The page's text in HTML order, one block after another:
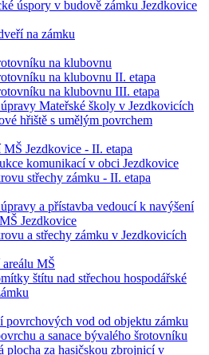
úspory v budově zámku Jezdkovice
na zámku
na klubovnu
na klubovnu II. etapa
na klubovnu III. etapa
Mateřské školy v Jezdkovicích
hřiště s umělým povrchem
MŠ Jezdkovice - II. etapa
komunikací v obci Jezdkovice
střechy zámku - II. etapa
a přístavba vedoucí k navýšení
Jezdkovice
a střechy zámku v Jezdkovicích
MŠ
štítu nad střechou hospodářské
povrchových vod od objektu zámku
a sanace bývalého šrotovníku
plocha za hasičskou zbrojnicí v